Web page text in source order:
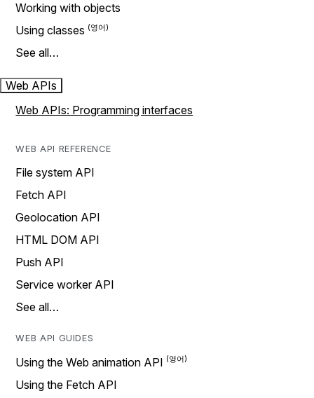
Working with objects
Using classes
See all…
Web APIs
Web APIs: Programming interfaces
WEB API REFERENCE
File system API
Fetch API
Geolocation API
HTML DOM API
Push API
Service worker API
See all…
WEB API GUIDES
Using the Web animation API
Using the Fetch API